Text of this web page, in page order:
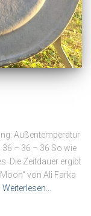
Außentemperatur
– 36 – 36 So wie
Die Zeitdauer ergibt
von Ali Farka
Weiterlesen…